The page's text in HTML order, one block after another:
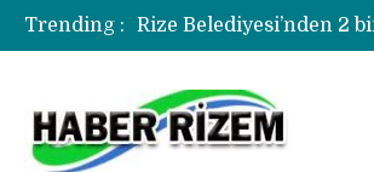
Trending :
Rize Belediyesi’nden 2
Rize’de uyuşturucu